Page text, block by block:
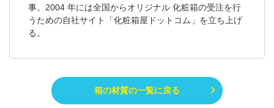
事。2004 年には全国からオリジナル 化粧箱の受注を行
うための自社サイト「化粧箱屋ドットコム」を立ち上げ
る。
箱の材質の一覧に戻る